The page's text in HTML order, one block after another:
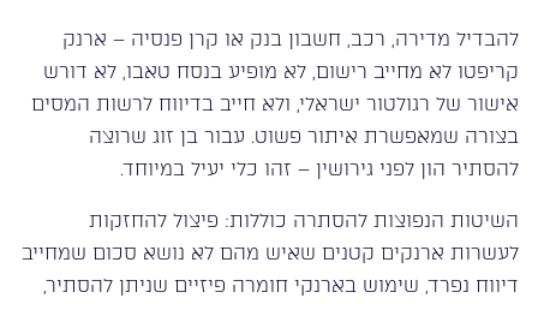
להבדיל מדירה, רכב, חשבון בנק או קרן פנסיה – ארנק
קריפטו לא מחייב רישום, לא מופיע בנסח טאבו, לא דורש
אישור של רגולטור ישראלי, ולא חייב בדיווח לרשות המסים
בצורה שמאפשרת איתור פשוט. עבור בן זוג שרוצה
להסתיר הון לפני גירושין – זהו כלי יעיל במיוחד.
השיטות הנפוצות להסתרה כוללות: פיצול להחזקות
לעשרות ארנקים קטנים שאיש מהם לא נושא סכום שמחייב
דיווח נפרד, שימוש בארנקי חומרה פיזיים שניתן להסתיר,